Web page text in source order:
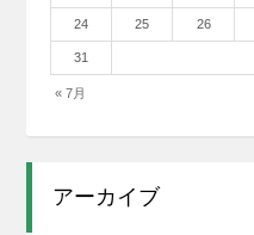
« 7月
24 25 26
31
アーカイブ